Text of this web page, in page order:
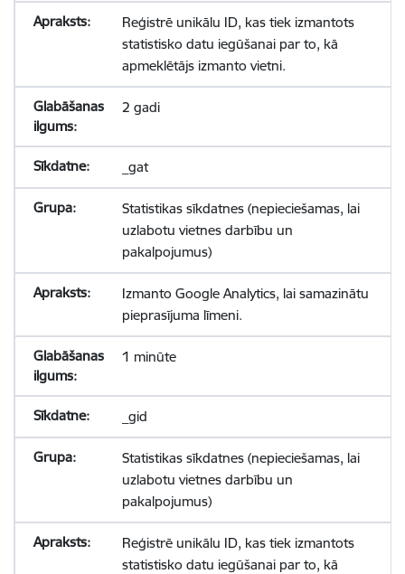
Reģistrē unikālu ID, kas tiek izmantots
statistisko datu iegūšanai par to, kā
apmeklētājs izmanto vietni.
2 gadi
_gat
Statistikas sīkdatnes (nepieciešamas, lai
uzlabotu vietnes darbību un
pakalpojumus)
Izmanto Google Analytics, lai samazinātu
pieprasījuma līmeni.
1 minūte
_gid
Statistikas sīkdatnes (nepieciešamas, lai
uzlabotu vietnes darbību un
pakalpojumus)
Reģistrē unikālu ID, kas tiek izmantots
statistisko datu iegūšanai par to, kā